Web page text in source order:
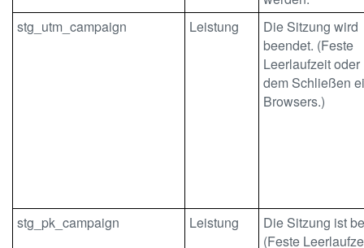
stg_utm_campaign
Leistung
Die Sitzung wird
beendet. (Feste
Leerlaufzeit oder
dem Schließen
Browsers.)
stg_pk_campaign Leistung
Die Sitzung ist
(Feste